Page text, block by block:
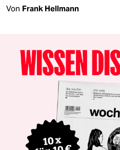
Von Frank Hellmann